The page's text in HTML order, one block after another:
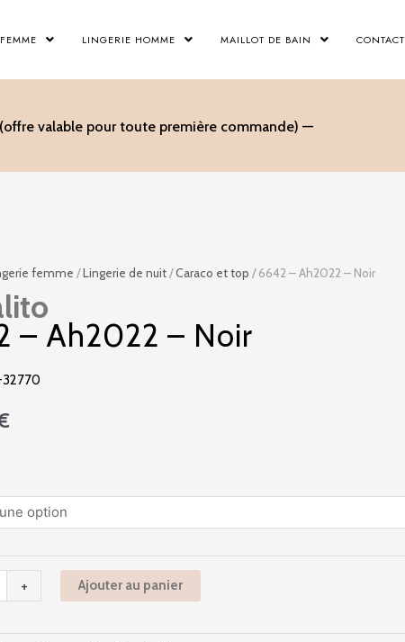
LINGERIE HOMME MAILLOT DE BAIN CONTACT
valable pour toute première commande) —
femme /Lingerie de nuit/Caraco et top / 6642 – Ah2022 – Noir
– Ah2022 – Noir
+ Ajouter au panier